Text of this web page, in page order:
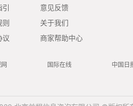
务
引
意见反馈
则
关于我们
议
商家帮助中心
国际在线 中国日